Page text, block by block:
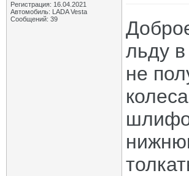
Регистрация: 16.04.2021
Автомобиль: LADA Vesta
Сообщений: 39
льду
не